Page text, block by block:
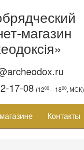
магазин
17-08 (1200—1800, МСК)
Контакты